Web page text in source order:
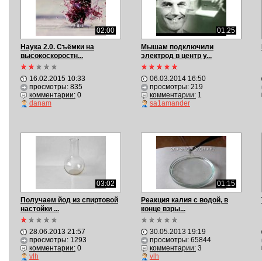
02:00
Наука 2.0. Съёмки на
высокоскоростн...
16.02.2015 10:33
просмотры: 835
комментарии:0
danam
01:25
Мышам подключили
электрод в центр у...
06.03.2014 16:50
просмотры: 219
комментарии:1
sa1amander
03:02
Получаем йод из спиртовой
настойки ...
28.06.2013 21:57
просмотры: 1293
комментарии:0
vlh
01:15
Реакция калия с водой, в
конце взры...
30.05.2013 19:19
просмотры: 65844
комментарии:3
vlh